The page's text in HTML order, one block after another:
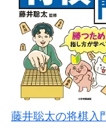
藤井聡太の将棋入